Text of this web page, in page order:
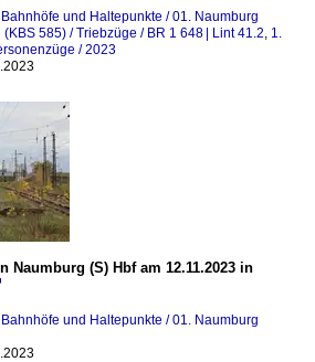
und Haltepunkte / 01. Naumburg
(KBS 585) / Triebzüge / BR 1 648 | Lint 41.2 1.
/ 2023
Naumburg (S) Hbf am 12.11.2023 in
und Haltepunkte / 01. Naumburg